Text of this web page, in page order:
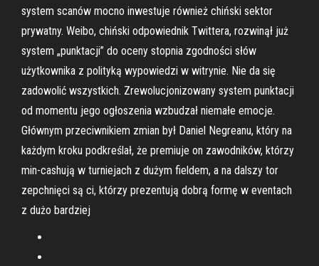
system scanów mocno inwestuje również chiński sektor
prywatny. Weibo, chiński odpowiednik Twittera, rozwinął już
system „punktacji” do oceny stopnia zgodności słów
użytkownika z polityką wypowiedzi w witrynie. Nie da się
zadowolić wszystkich. Zrewolucjonizowany system punktacji
od momentu jego ogłoszenia wzbudzał niemałe emocje.
Głównym przeciwnikiem zmian był Daniel Negreanu, który na
każdym kroku podkreślał, że premiuje on zawodników, którzy
min-cashują w turniejach z dużym fieldem, a na dalszy tor
zepchnięci są ci, którzy prezentują dobrą formę w eventach
z dużo bardziej